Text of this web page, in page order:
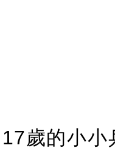
17歲的小